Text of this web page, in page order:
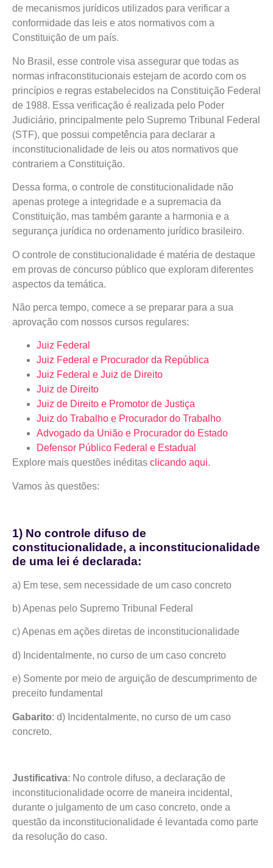
de mecanismos jurídicos utilizados para verificar a
conformidade das leis e atos normativos com a
Constituição de um país.
No Brasil, esse controle visa assegurar que todas as
normas infraconstitucionais estejam de acordo com os
princípios e regras estabelecidos na Constituição Federal
de 1988. Essa verificação é realizada pelo Poder
Judiciário, principalmente pelo Supremo Tribunal Federal
(STF), que possui competência para declarar a
inconstitucionalidade de leis ou atos normativos que
contrariem a Constituição.
Dessa forma, o controle de constitucionalidade não
apenas protege a integridade e a supremacia da
Constituição, mas também garante a harmonia e a
segurança jurídica no ordenamento jurídico brasileiro.
O controle de constitucionalidade é matéria de destaque
em provas de concurso público que exploram diferentes
aspectos da temática.
Não perca tempo, comece a se preparar para a sua
aprovação com nossos cursos regulares:
Juiz Federal
Juiz Federal e Procurador da República
Juiz Federal e Juiz de Direito
Juiz de Direito
Juiz de Direito e Promotor de Justiça
Juiz do Trabalho e Procurador do Trabalho
Advogado da União e Procurador do Estado
Defensor Público Federal e Estadual
Explore mais questões inéditas clicando aqui.
Vamos às questões:
1) No controle difuso de
constitucionalidade, a inconstitucionalidade
de uma lei é declarada:
a) Em tese, sem necessidade de um caso concreto
b) Apenas pelo Supremo Tribunal Federal
c) Apenas em ações diretas de inconstitucionalidade
d) Incidentalmente, no curso de um caso concreto
e) Somente por meio de arguição de descumprimento de
preceito fundamental
Gabarito: d) Incidentalmente, no curso de um caso
concreto.
Justificativa: No controle difuso, a declaração de
inconstitucionalidade ocorre de maneira incidental,
durante o julgamento de um caso concreto, onde a
questão da inconstitucionalidade é levantada como parte
da resolução do caso.